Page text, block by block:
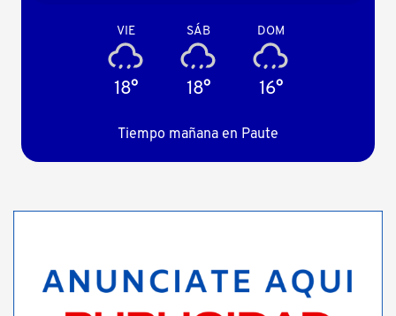
VIE
18°
SÁB
18°
DOM
16°
Tiempo mañana en Paute